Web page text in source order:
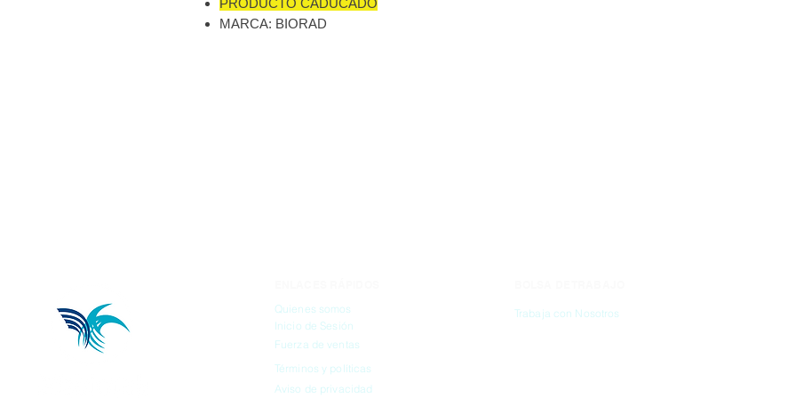
PRODUCTO CADUCADO
MARCA: BIORAD
Quienes somos
Inicio de Sesión
Fuerza de ventas
Términos y políticas
Aviso de privacidad
Trabaja con Nosotros